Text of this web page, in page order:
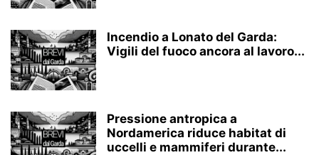
Incendio a Lonato del Garda:
Vigili del fuoco ancora al lavoro...
Pressione antropica a
Nordamerica riduce habitat di
uccelli e mammiferi durante...